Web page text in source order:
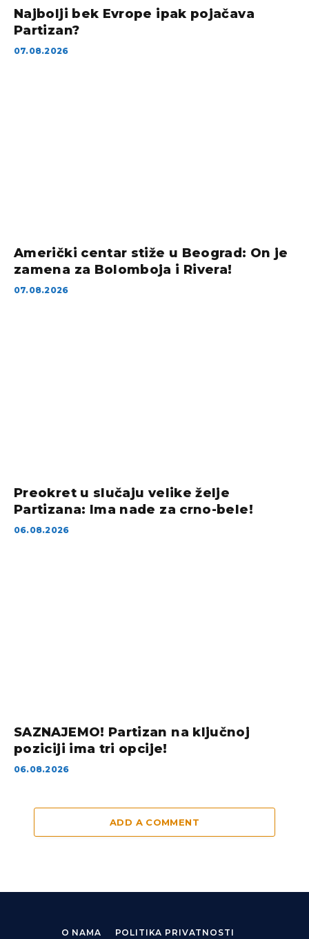
Najbolji bek Evrope ipak pojačava
Partizan?
07.08.2026
Američki centar stiže u Beograd: On je
zamena za Bolomboja i Rivera!
07.08.2026
Preokret u slučaju velike želje
Partizana: Ima nade za crno-bele!
06.08.2026
SAZNAJEMO! Partizan na ključnoj
poziciji ima tri opcije!
06.08.2026
ADD A COMMENT
O NAMA POLITIKA PRIVATNOSTI